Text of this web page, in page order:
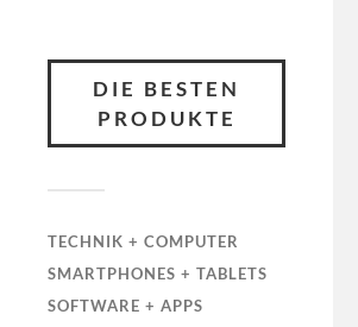
DIE BESTEN
PRODUKTE
TECHNIK + COMPUTER
SMARTPHONES + TABLETS
SOFTWARE + APPS